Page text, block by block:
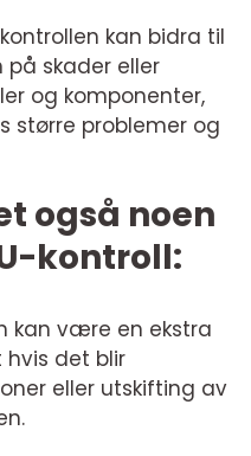
kan bidra til
skader eller
og komponenter,
større problemer og
også noen
kontroll:
kan være en ekstra
hvis det blir
eller utskifting av